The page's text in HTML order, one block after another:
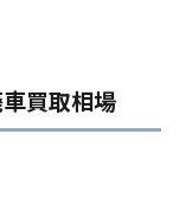
買取相場